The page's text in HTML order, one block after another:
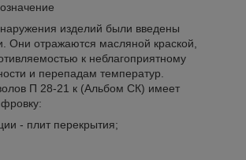
изделий были введены
Они отражаются масляной краской,
к неблагоприятному
и перепадам температур.
П 28-21 к (Альбом СК) имеет
- плит перекрытия;